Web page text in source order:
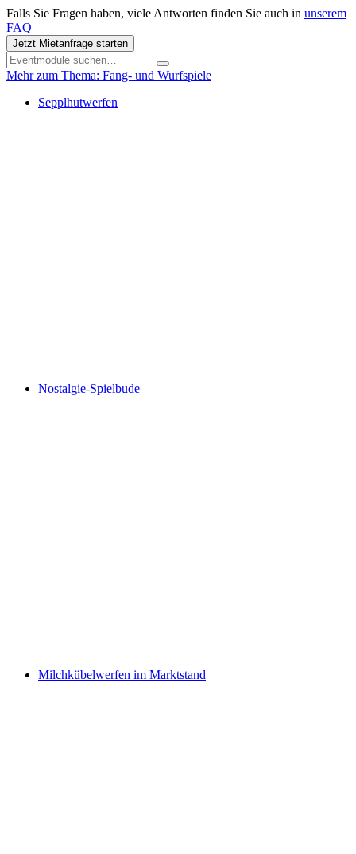
Falls Sie Fragen haben, viele Antworten finden Sie auch in unserem
FAQ
Jetzt Mietanfrage starten
Mehr zum Thema: Fang- und Wurfspiele
Sepplhutwerfen
Nostalgie-Spielbude
Milchkübelwerfen im Marktstand